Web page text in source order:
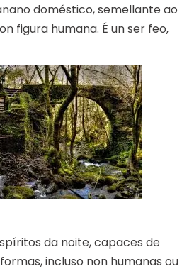
doméstico, semellante ao
figura humana. É un ser feo,
da noite, capaces de
incluso non humanas ou